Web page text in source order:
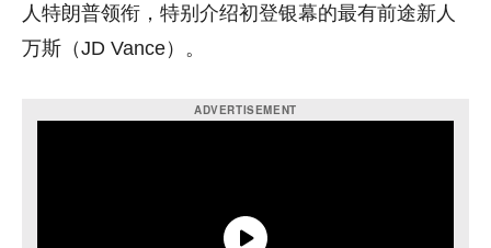
人特朗普领衔，特别介绍初登银幕的最有前途新人
万斯（JD Vance）。